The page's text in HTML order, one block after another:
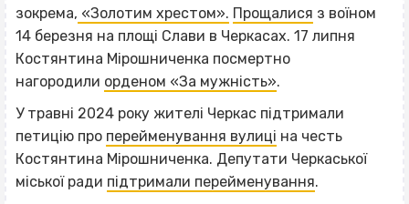
зокрема, «Золотим хрестом». Прощалися з воїном
14 березня на площі Слави в Черкасах. 17 липня
Костянтина Мірошниченка посмертно
нагородили орденом «За мужність».
У травні 2024 року жителі Черкас підтримали
петицію про перейменування вулиці на честь
Костянтина Мірошниченка. Депутати Черкаської
міської ради підтримали перейменування.